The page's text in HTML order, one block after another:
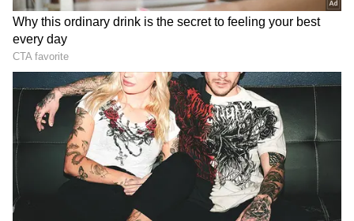
Related Articles
Train: రైలు ఇంజన్ అద్దానికి ఇనుప జాలిని ఎందుకు
ఏర్పాటు చేస్తారో ఆలోచించారా.?
Youtube: 15 కోట్ల వ్యూస్‌తో యూట్యూబ్ షేక్‌.. తండ్రి